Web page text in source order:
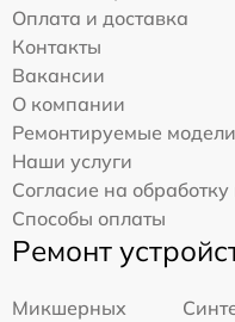
Оплата и доставка
Контакты
Вакансии
О компании
Ремонтируемые модели
Наши услуги
Согласие на
Способы оплаты
Ремонт
Микшерных